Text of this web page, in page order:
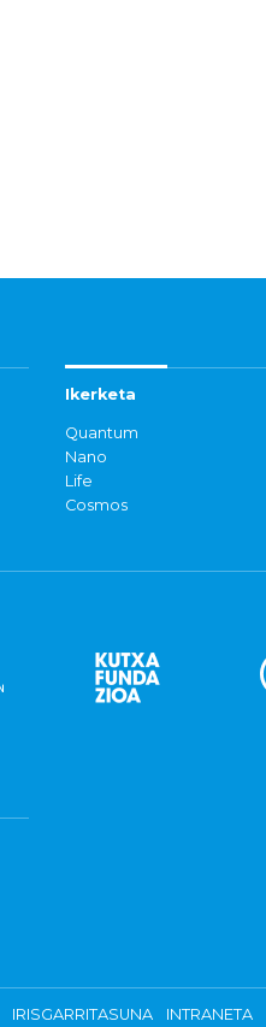
Ikerketa
Quantum
Nano
Life
Cosmos
IRISGARRITASUNA INTRANETA